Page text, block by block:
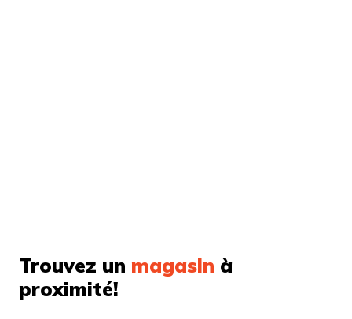
Trouvez un magasin à
proximité!